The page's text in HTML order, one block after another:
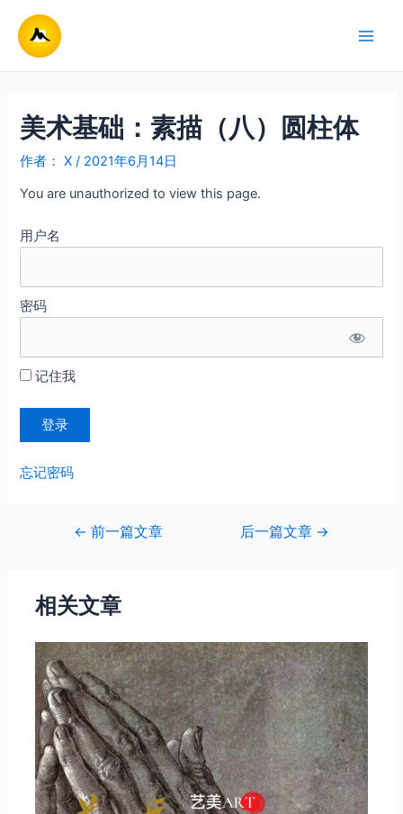
美术基础：素描（八）圆柱体
作者： X/ 2021年6月14日
You are unauthorized to view this page.
用户名
密码
记住我
忘记密码
航
← 前一篇文章 后一篇文章 →
相关文章